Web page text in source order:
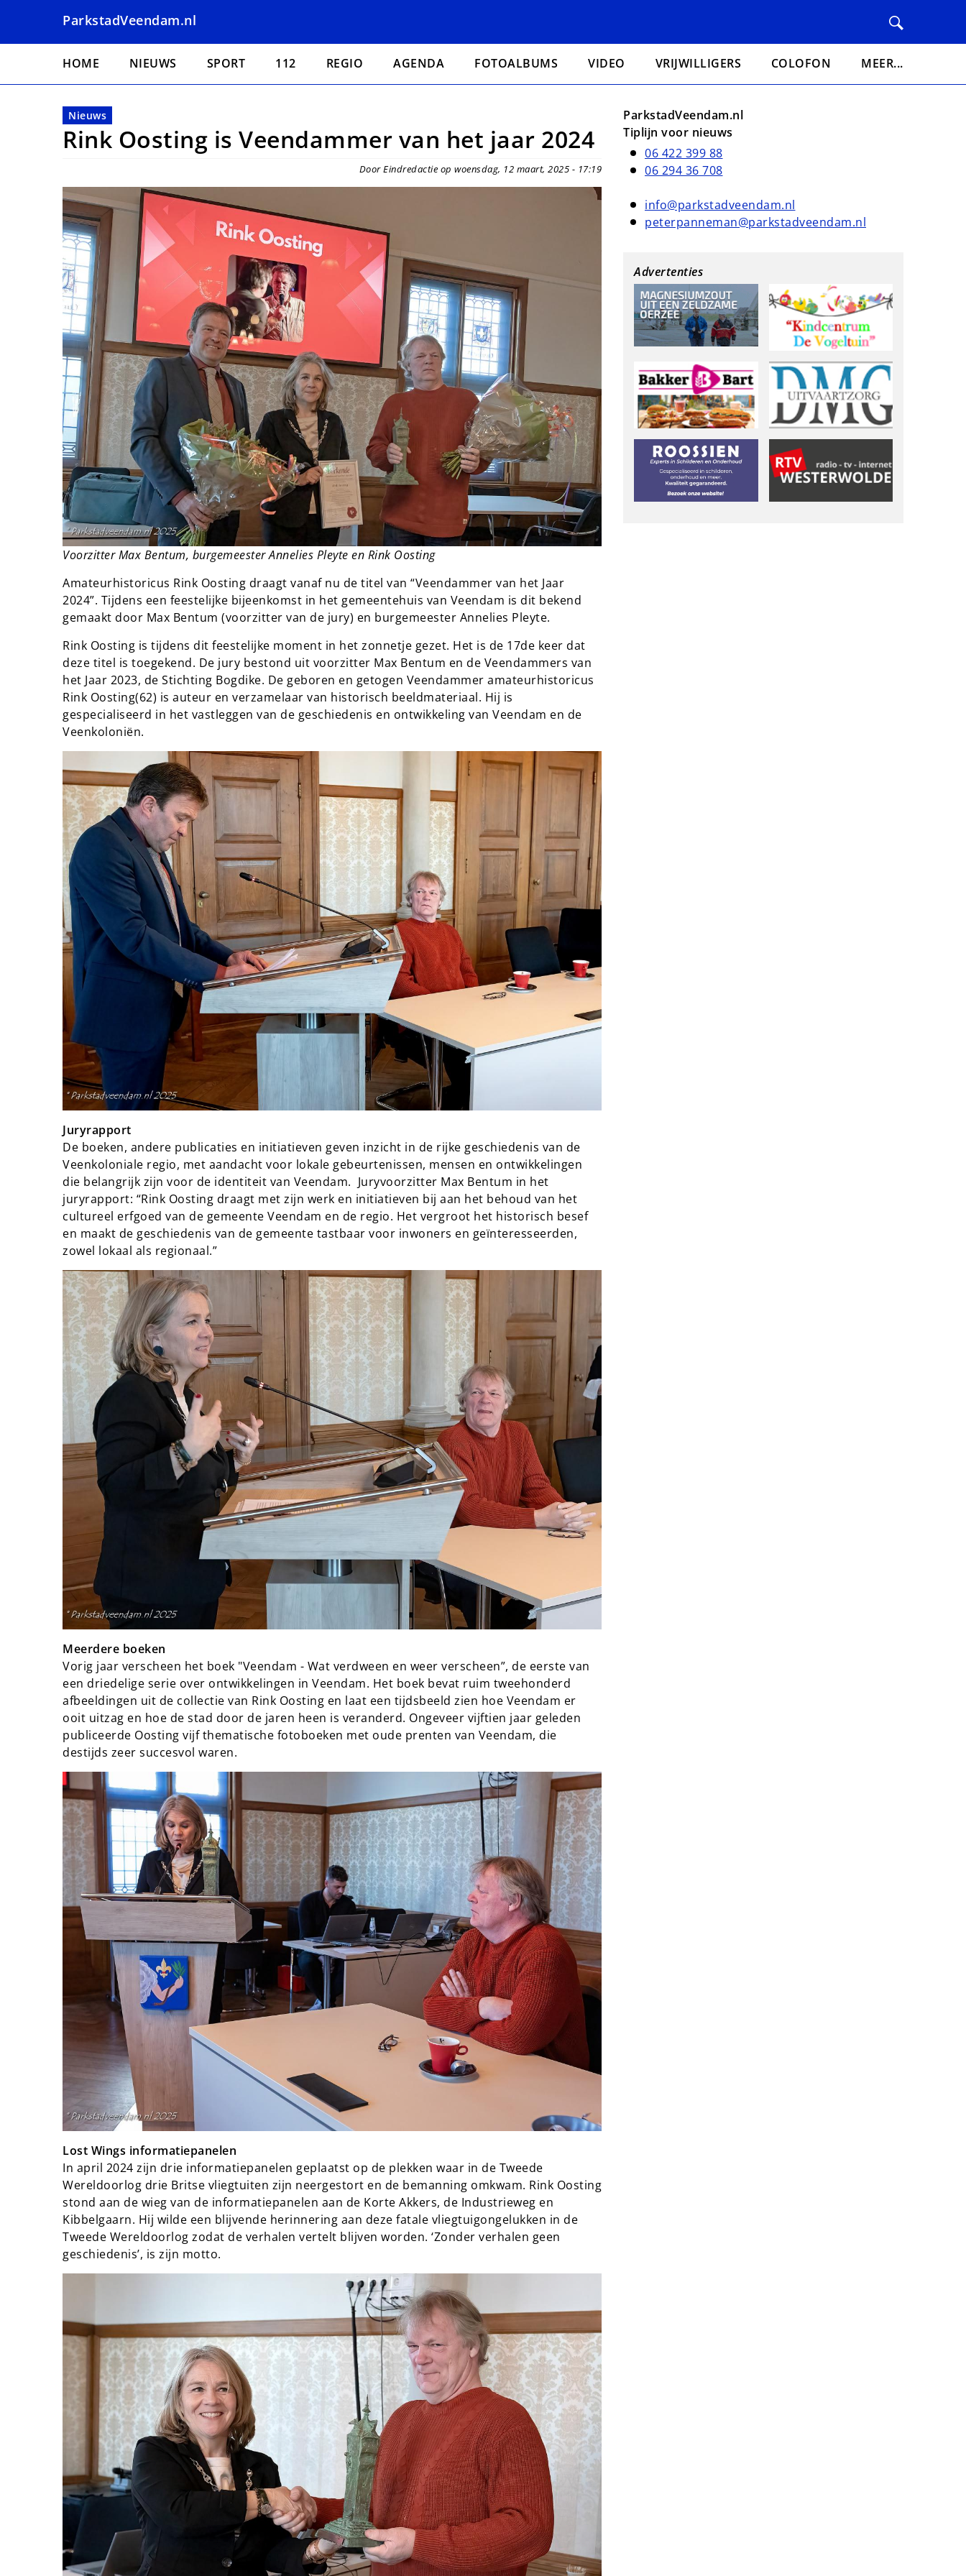
naar
ParkstadVeendam.nl
Hoofdnavigatie
HOME NIEUWS SPORT 112 REGIO AGENDA FOTOALBUMS VIDEO VRIJWILLIGERS COLOFON MEER...
Nieuws
Rink Oosting is Veendammer van het jaar 2024
Door Eindredactie op woensdag, 12 maart, 2025 - 17:19
Voorzitter Max Bentum, burgemeester Annelies Pleyte en Rink Oosting
Amateurhistoricus Rink Oosting draagt vanaf nu de titel van “Veendammer van het Jaar
2024”. Tijdens een feestelijke bijeenkomst in het gemeentehuis van Veendam is dit bekend
gemaakt door Max Bentum (voorzitter van de jury) en burgemeester Annelies Pleyte.
Rink Oosting is tijdens dit feestelijke moment in het zonnetje gezet. Het is de 17de keer dat
deze titel is toegekend. De jury bestond uit voorzitter Max Bentum en de Veendammers van
het Jaar 2023, de Stichting Bogdike. De geboren en getogen Veendammer amateurhistoricus
Rink Oosting(62) is auteur en verzamelaar van historisch beeldmateriaal. Hij is
gespecialiseerd in het vastleggen van de geschiedenis en ontwikkeling van Veendam en de
Veenkoloniën.
Juryrapport
De boeken, andere publicaties en initiatieven geven inzicht in de rijke geschiedenis van de
Veenkoloniale regio, met aandacht voor lokale gebeurtenissen, mensen en ontwikkelingen
die belangrijk zijn voor de identiteit van Veendam. Juryvoorzitter Max Bentum in het
juryrapport: “Rink Oosting draagt met zijn werk en initiatieven bij aan het behoud van het
cultureel erfgoed van de gemeente Veendam en de regio. Het vergroot het historisch besef
en maakt de geschiedenis van de gemeente tastbaar voor inwoners en geïnteresseerden,
zowel lokaal als regionaal.”
Meerdere boeken
Vorig jaar verscheen het boek "Veendam - Wat verdween en weer verscheen”, de eerste van
een driedelige serie over ontwikkelingen in Veendam. Het boek bevat ruim tweehonderd
afbeeldingen uit de collectie van Rink Oosting en laat een tijdsbeeld zien hoe Veendam er
ooit uitzag en hoe de stad door de jaren heen is veranderd. Ongeveer vijftien jaar geleden
publiceerde Oosting vijf thematische fotoboeken met oude prenten van Veendam, die
destijds zeer succesvol waren.
Lost Wings informatiepanelen
In april 2024 zijn drie informatiepanelen geplaatst op de plekken waar in de Tweede
Wereldoorlog drie Britse vliegtuiten zijn neergestort en de bemanning omkwam. Rink Oosting
stond aan de wieg van de informatiepanelen aan de Korte Akkers, de Industrieweg en
Kibbelgaarn. Hij wilde een blijvende herinnering aan deze fatale vliegtuigongelukken in de
Tweede Wereldoorlog zodat de verhalen vertelt blijven worden. ‘Zonder verhalen geen
geschiedenis’, is zijn motto.
ParkstadVeendam.nl
Tiplijn voor nieuws
06 422 399 88
06 294 36 708
info@parkstadveendam.nl
peterpanneman@parkstadveendam.nl
Advertenties